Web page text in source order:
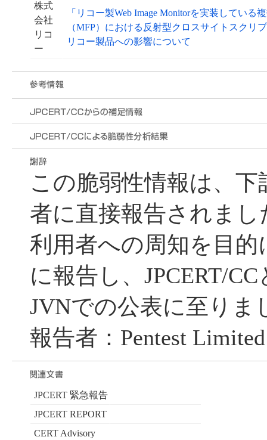
株式
会社
リコ
ー
「リコー製Web Image Monitorを実装してい
（MFP）における反射型クロスサイトスクリ
リコー製品への影響について
この脆弱性情報は、
者に直接報告されま
利用者への周知を目的
に報告し、JPCERT/
JVNでの公表に至りま
報告者：Pentest
JPCERT 緊急報告
JPCERT REPORT
CERT Advisory